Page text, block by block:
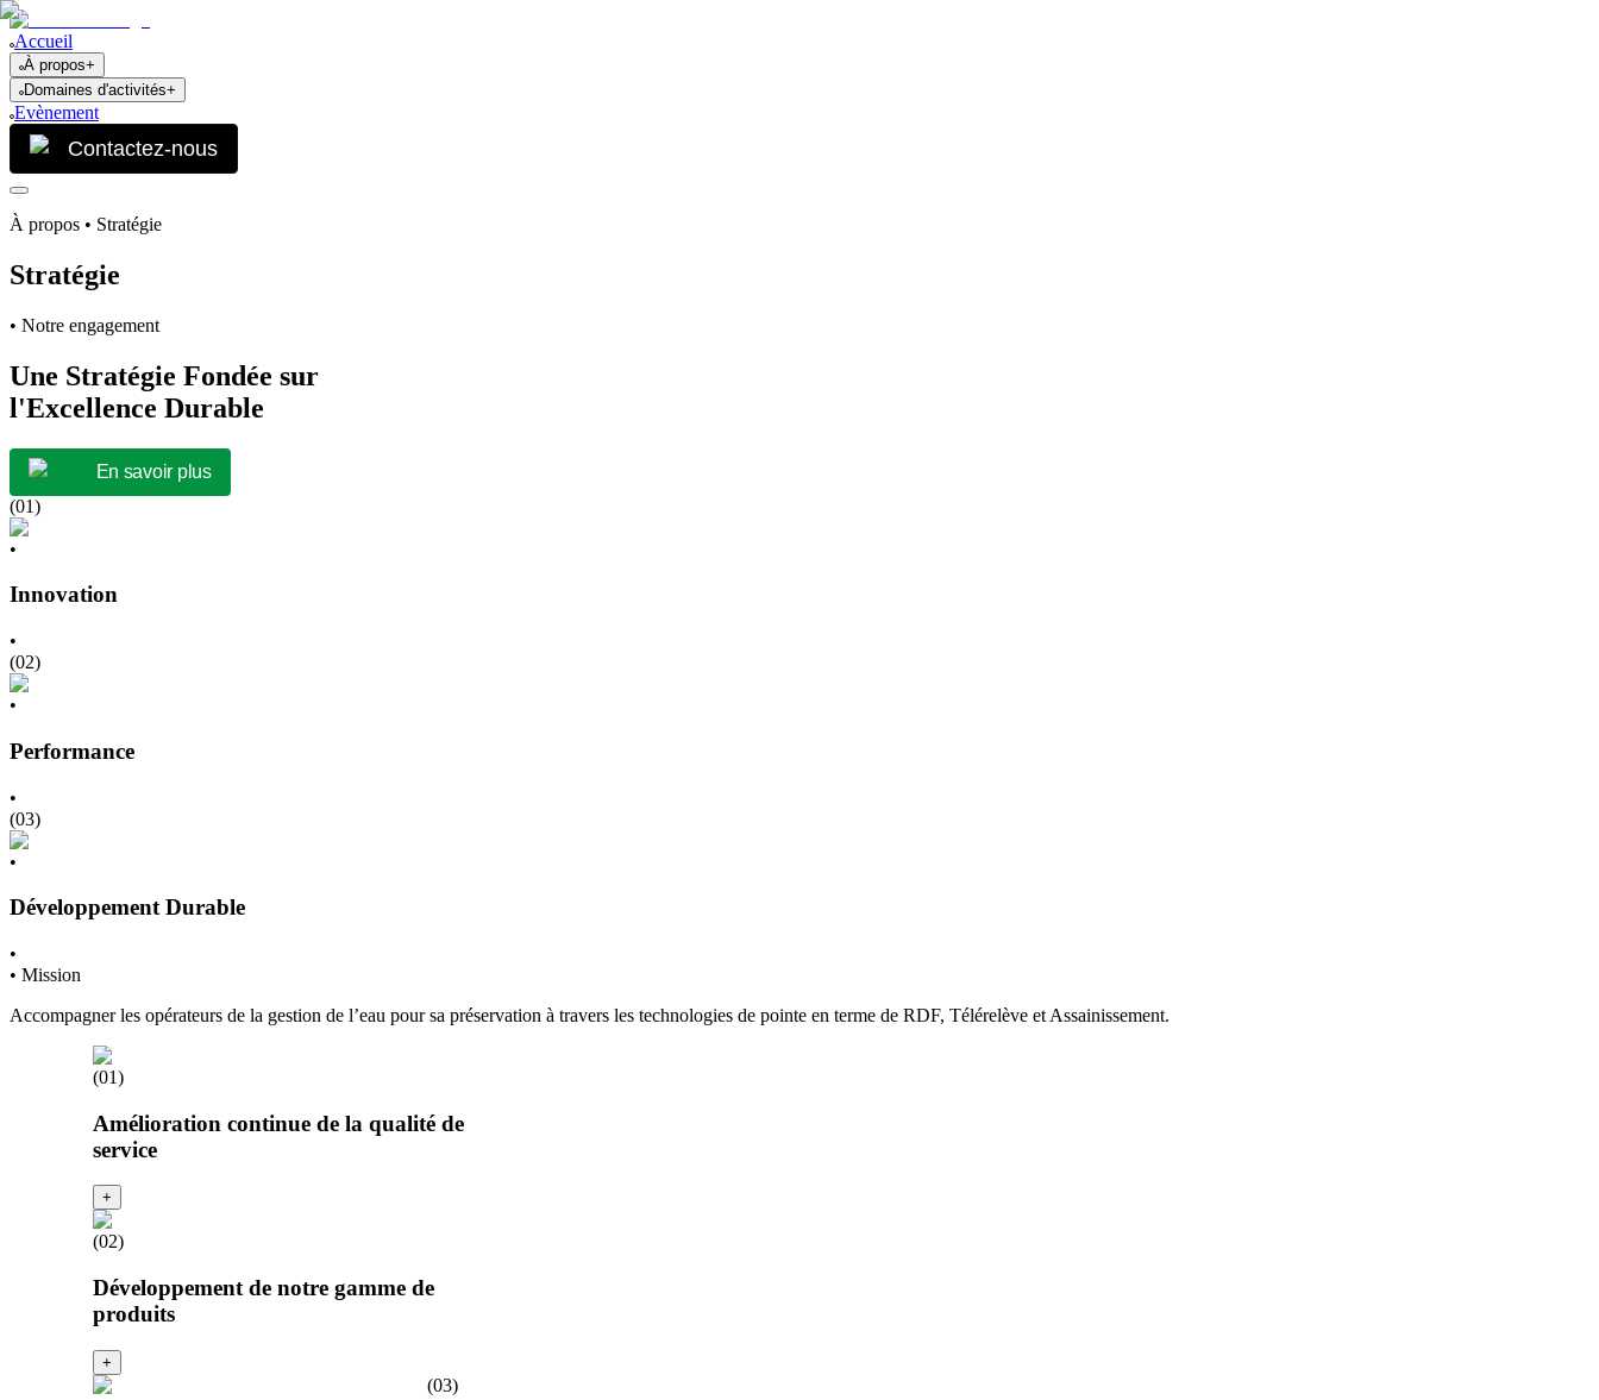
Accueil
À propos+
Domaines d'activités+
Evènement
Contactez-nous
À propos • Stratégie
Stratégie
• Notre engagement
Une Stratégie Fondée sur
l'Excellence Durable
En savoir plus
(01)
•
Innovation
•
(02)
•
Performance
•
(03)
•
Développement Durable
•
• Mission
Accompagner les opérateurs de la gestion de l’eau pour sa préservation à travers les technologies de pointe en terme de RDF, Télérelève et Assainissement.
(01)
Amélioration continue de la qualité de
service
+
(02)
Développement de notre gamme de
produits
+
(03)